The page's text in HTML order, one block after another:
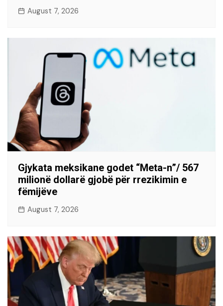
August 7, 2026
Gjykata meksikane godet “Meta-n”/ 567
milionë dollarë gjobë për rrezikimin e
fëmijëve
August 7, 2026